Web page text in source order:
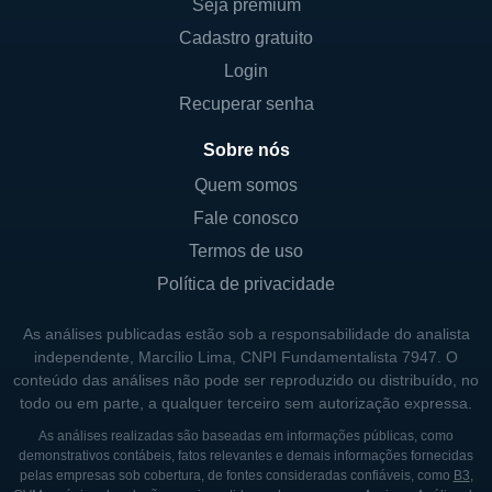
A SECUREWORKS HOJE
Com a crescente preocupação em torno da
se destacado como uma empresa líder
nesse segmento. A empresa se compromete
com a segurança e a proteção de dados,
adotando práticas rigorosas e um forte foco
na privacidade do consumidor. Este
corporativa da Secureworks, que valoriza a
transparência, a responsabilidade e a ética
em todas as operações.
A Secureworks também investe
continuamente em pesquisa e
Seja premium
Cadastro gratuito
Login
Recuperar senha
Sobre nós
Quem somos
Fale conosco
Termos de uso
Política de privacidade
As análises publicadas estão sob a responsabilidade do analista
independente, Marcílio Lima, CNPI Fundamentalista 7947. O
conteúdo das análises não pode ser reproduzido ou distribuído, no
todo ou em parte, a qualquer terceiro sem autorização expressa.
As análises realizadas são baseadas em informações públicas, como
demonstrativos contábeis, fatos relevantes e demais informações fornecidas
pelas empresas sob cobertura, de fontes consideradas confiáveis, como B3,